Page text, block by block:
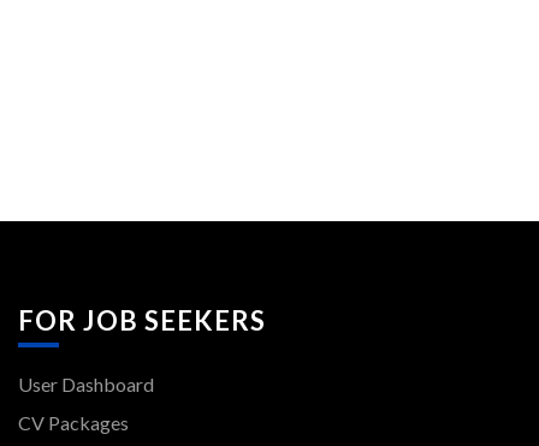
FOR JOB SEEKERS
User Dashboard
CV Packages